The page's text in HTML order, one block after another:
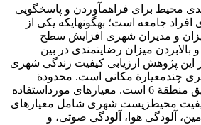
محیط برای فراهم‏آوردن و پاسخ‏گویی
افراد جامعه است؛ به‏گونه‏ای‏که یکی از
و مدیران شهری افزایش سطح
میزان رضایتمندی در بین
پژوهش ارزیابی کیفیت زندگی شهری
چندمعیارة مکانی است. محدودة
موردمطالعه در این تحقیق منطقة 6 است. معیارهای مورداستفاده
محیط‏زیست شهری شامل معیارهای
آلودگی هوا، آلودگی صوتی، و